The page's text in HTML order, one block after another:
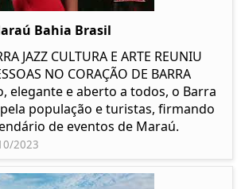
Bahia Brasil
JAZZ CULTURA E ARTE REUNIU
NO CORAÇÃO DE BARRA
elegante e aberto a todos, o Barra
população e turistas, firmando
de eventos de Maraú.
2023